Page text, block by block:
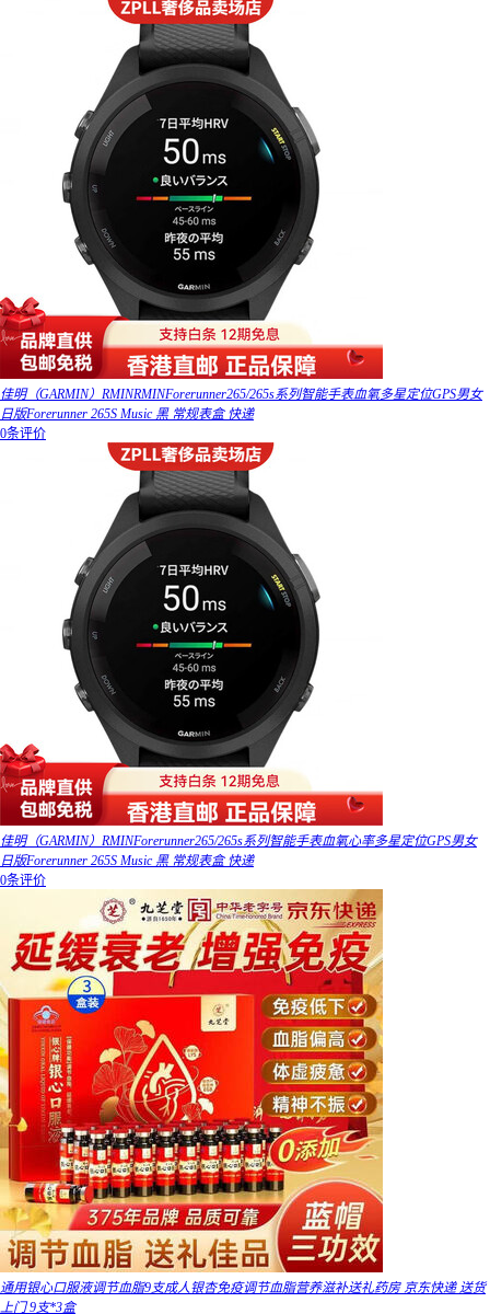
佳明（GARMIN）RMINRMINForerunner265/265s系列智能手表血氧多星定位GPS男女
日版Forerunner 265S Music 黑 常规表盒 快递
0条评价
佳明（GARMIN）RMINForerunner265/265s系列智能手表血氧心率多星定位GPS男女
日版Forerunner 265S Music 黑 常规表盒 快递
0条评价
通用银心口服液调节血脂9支成人银杏免疫调节血脂营养滋补送礼药房 京东快递 送货
上门 9支*3盒